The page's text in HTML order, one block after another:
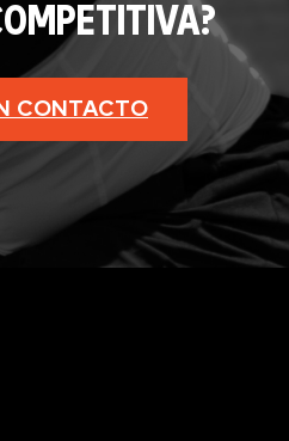
CONTACTO